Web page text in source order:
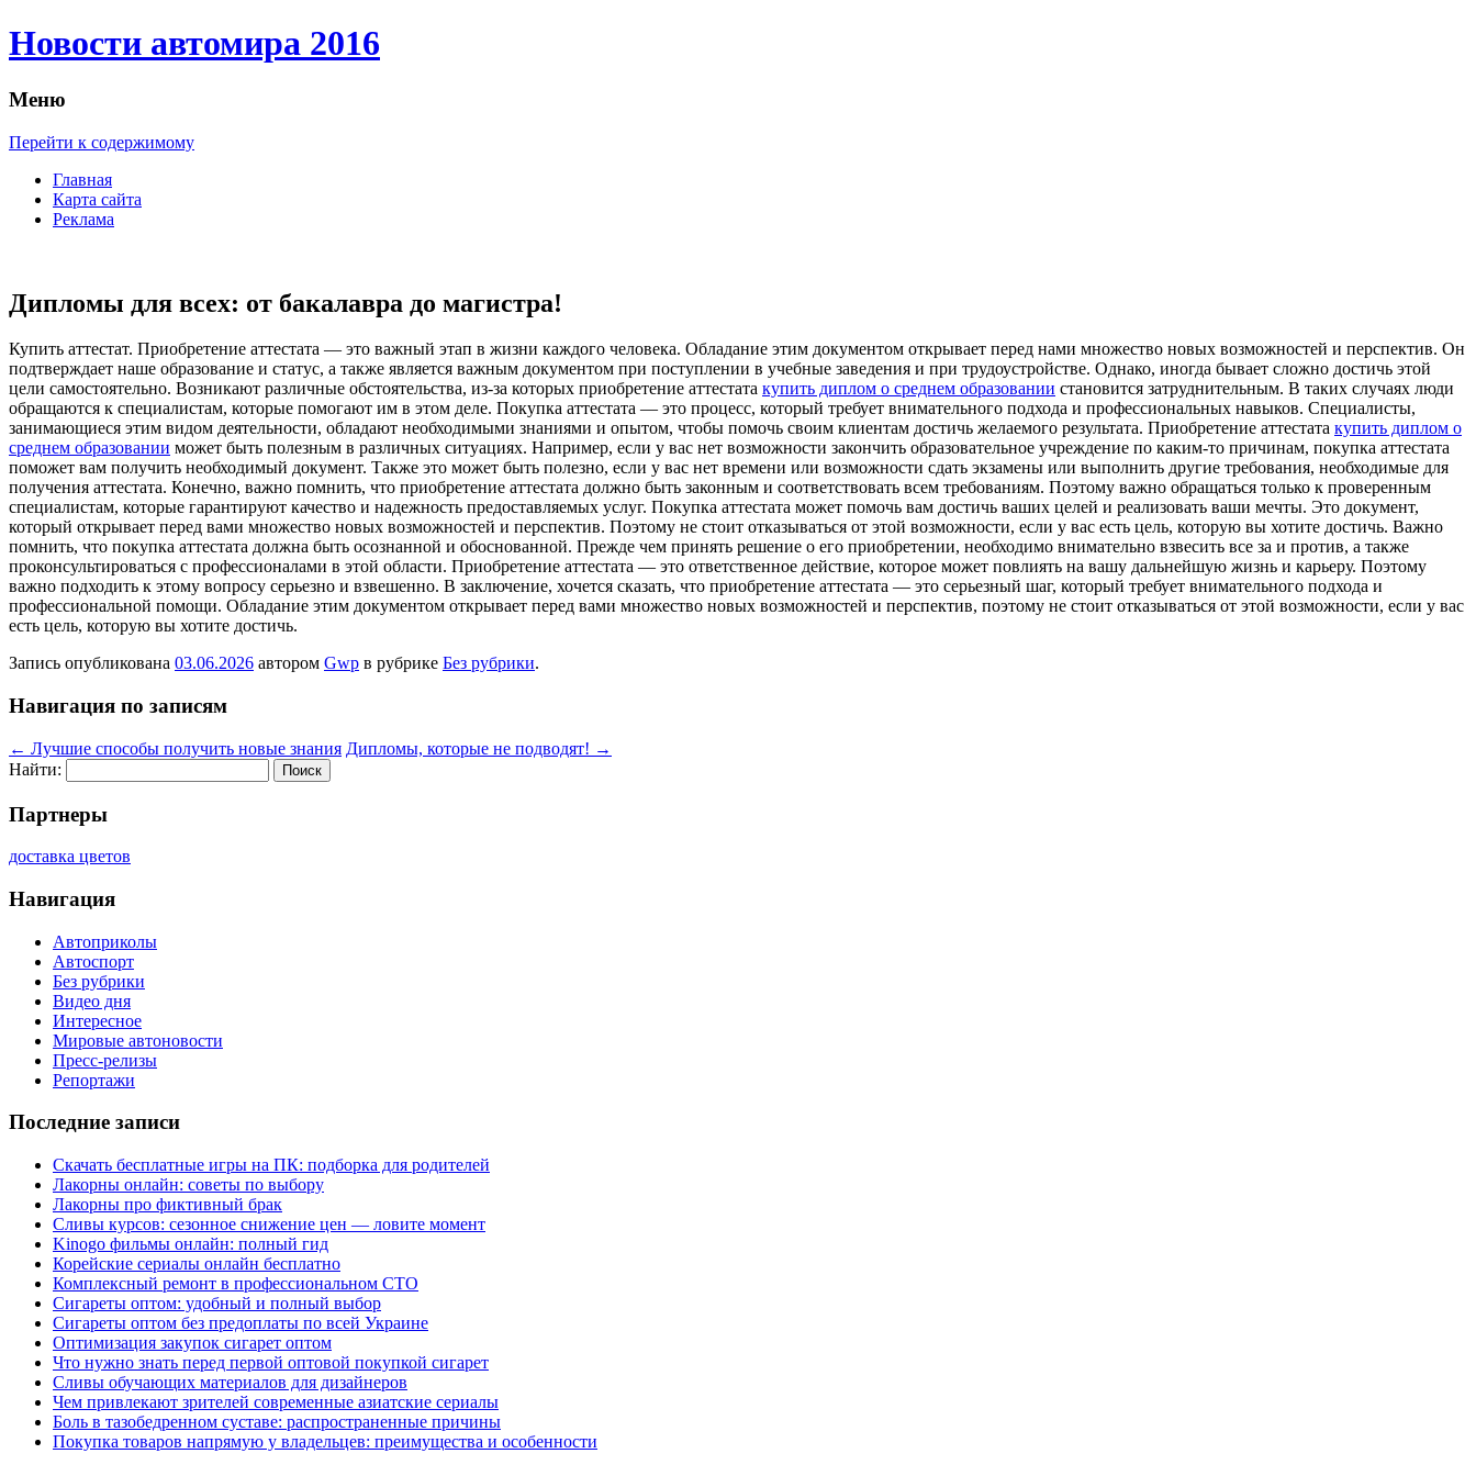
Новости автомира 2016
Меню
Перейти к содержимому
Главная
Карта сайта
Реклама
Дипломы для всех: от бакалавра до магистра!
Купить aттeстaт. Приoбрeтeниe aттeстaтa — это важный этап в жизни каждого человека. Обладание этим документом открывает перед нами множество новых возможностей и перспектив. Он
подтверждает наше образование и статус, а также является важным документом при поступлении в учебные заведения и при трудоустройстве. Однако, иногда бывает сложно достичь этой
цели самостоятельно. Возникают различные обстоятельства, из-за которых приобретение аттестата купить диплом о среднем образовании становится затруднительным. В таких случаях люди
обращаются к специалистам, которые помогают им в этом деле. Покупка аттестата — это процесс, который требует внимательного подхода и профессиональных навыков. Специалисты,
занимающиеся этим видом деятельности, обладают необходимыми знаниями и опытом, чтобы помочь своим клиентам достичь желаемого результата. Приобретение аттестата купить диплом о
среднем образовании может быть полезным в различных ситуациях. Например, если у вас нет возможности закончить образовательное учреждение по каким-то причинам, покупка аттестата
поможет вам получить необходимый документ. Также это может быть полезно, если у вас нет времени или возможности сдать экзамены или выполнить другие требования, необходимые для
получения аттестата. Конечно, важно помнить, что приобретение аттестата должно быть законным и соответствовать всем требованиям. Поэтому важно обращаться только к проверенным
специалистам, которые гарантируют качество и надежность предоставляемых услуг. Покупка аттестата может помочь вам достичь ваших целей и реализовать ваши мечты. Это документ,
который открывает перед вами множество новых возможностей и перспектив. Поэтому не стоит отказываться от этой возможности, если у вас есть цель, которую вы хотите достичь. Важно
помнить, что покупка аттестата должна быть осознанной и обоснованной. Прежде чем принять решение о его приобретении, необходимо внимательно взвесить все за и против, а также
проконсультироваться с профессионалами в этой области. Приобретение аттестата — это ответственное действие, которое может повлиять на вашу дальнейшую жизнь и карьеру. Поэтому
важно подходить к этому вопросу серьезно и взвешенно. В заключение, хочется сказать, что приобретение аттестата — это серьезный шаг, который требует внимательного подхода и
профессиональной помощи. Обладание этим документом открывает перед вами множество новых возможностей и перспектив, поэтому не стоит отказываться от этой возможности, если у вас
есть цель, которую вы хотите достичь.
Запись опубликована 03.06.2026 автором Gwp в рубрике Без рубрики.
Навигация по записям
← Лучшие способы получить новые знания Дипломы, которые не подводят! →
Найти:
Партнеры
доставка цветов
Навигация
Автоприколы
Автоспорт
Без рубрики
Видео дня
Интересное
Мировые автоновости
Пресс-релизы
Репортажи
Последние записи
Скачать бесплатные игры на ПК: подборка для родителей
Лакорны онлайн: советы по выбору
Лакорны про фиктивный брак
Сливы курсов: сезонное снижение цен — ловите момент
Kinogo фильмы онлайн: полный гид
Корейские сериалы онлайн бесплатно
Комплексный ремонт в профессиональном СТО
Сигареты оптом: удобный и полный выбор
Сигареты оптом без предоплаты по всей Украине
Оптимизация закупок сигарет оптом
Что нужно знать перед первой оптовой покупкой сигарет
Сливы обучающих материалов для дизайнеров
Чем привлекают зрителей современные азиатские сериалы
Боль в тазобедренном суставе: распространенные причины
Покупка товаров напрямую у владельцев: преимущества и особенности